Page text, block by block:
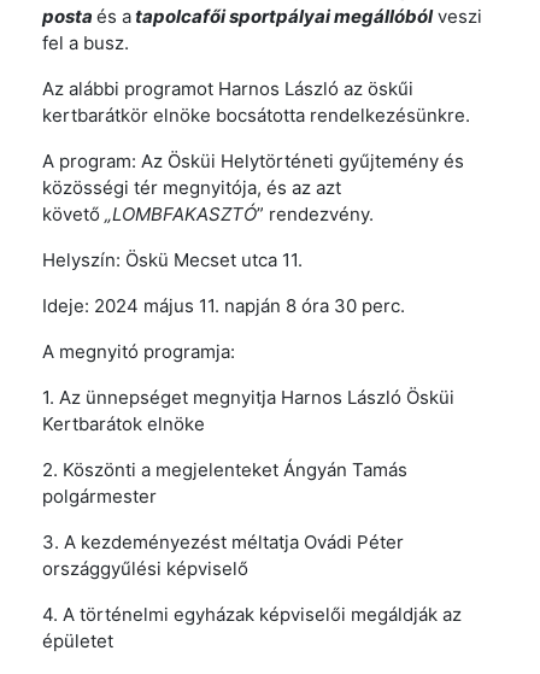
posta és atapolcafői sportpályai megállóbólveszi
fel a busz.
Az alábbi programot Harnos László az öskűi
kertbarátkör elnöke bocsátotta rendelkezésünkre.
A program: Az Ösküi Helytörténeti gyűjtemény és
közösségi tér megnyitója, és az azt
követő „LOMBFAKASZTÓ” rendezvény.
Helyszín: Öskü Mecset utca 11.
Ideje: 2024 május 11. napján 8 óra 30 perc.
A megnyitó programja:
1. Az ünnepséget megnyitja Harnos László Ösküi
Kertbarátok elnöke
2. Köszönti a megjelenteket Ángyán Tamás
polgármester
3. A kezdeményezést méltatja Ovádi Péter
országgyűlési képviselő
4. A történelmi egyházak képviselői megáldják az
épületet